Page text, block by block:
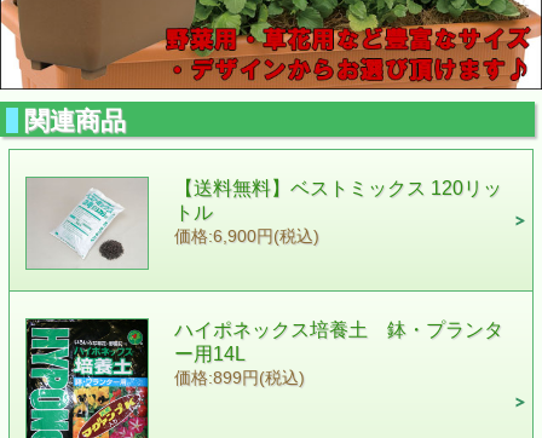
関連商品
【送料無料】ベストミックス 120リッ
トル
価格:6,900円(税込)
ハイポネックス培養土 鉢・プランタ
ー用14L
価格:899円(税込)